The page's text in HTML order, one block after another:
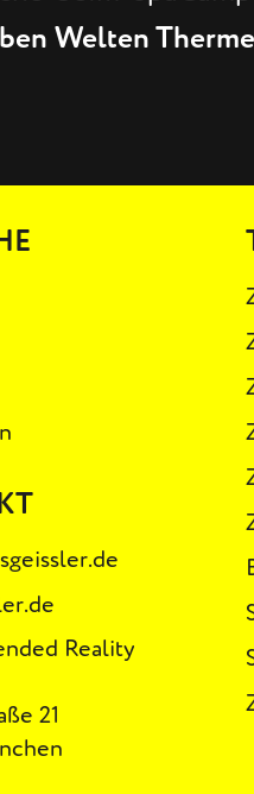
Welten
Reality
21